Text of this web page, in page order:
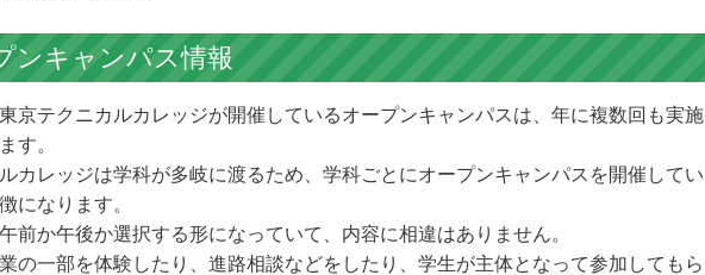
ンキャンパス情報
京テクニカルカレッジが開催しているオープンキャンパスは、年に複数回も実施
す。
カレッジは学科が多岐に渡るため、学科ごとにオープンキャンパスを開催してい
になります。
前か午後か選択する形になっていて、内容に相違はありません。
の一部を体験したり、進路相談などをしたり、学生が主体となって参加してもら